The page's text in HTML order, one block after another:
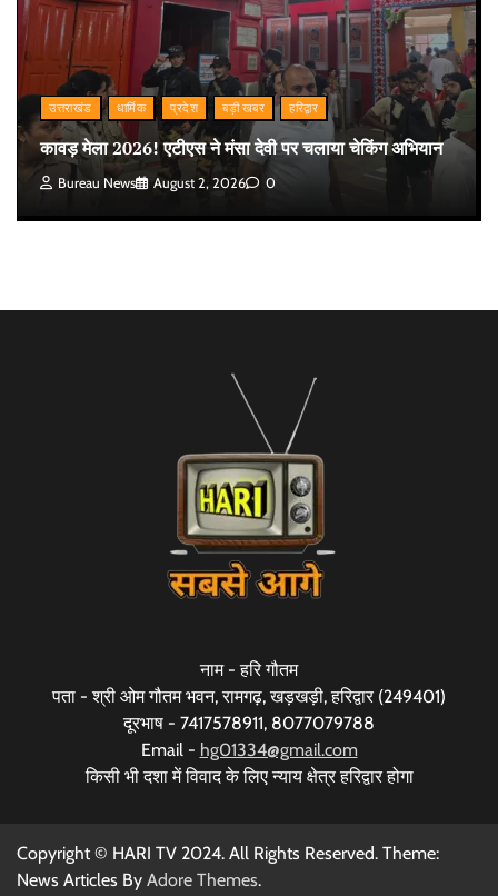
उत्तराखंड धार्मिक प्रदेश बड़ी खबर हरिद्वार
कावड़ मेला 2026! एटीएस ने मंसा देवी पर चलाया चेकिंग अभियान
Bureau News August 2, 2026 0
नाम - हरि गौतम
पता - श्री ओम गौतम भवन, रामगढ़, खड़खड़ी, हरिद्वार (249401)
दूरभाष - 7417578911, 8077079788
Email - hg01334@gmail.com
किसी भी दशा में विवाद के लिए न्याय क्षेत्र हरिद्वार होगा
Copyright © HARI TV 2024. All Rights Reserved. Theme:
News Articles By Adore Themes.